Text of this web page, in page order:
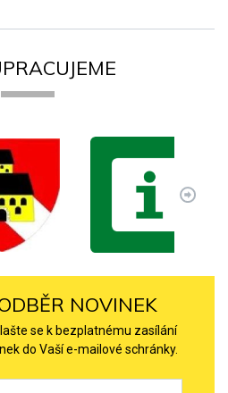
NOVINEK
se k bezplatnému zasílání
do Vaší e-mailové schránky.